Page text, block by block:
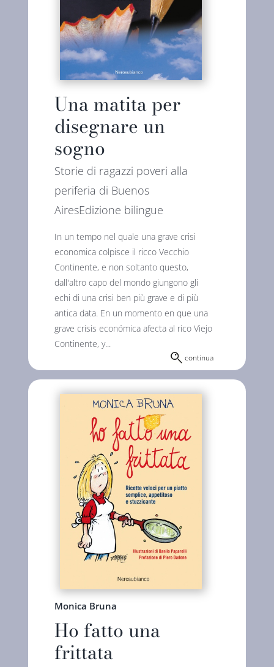
Una matita per
disegnare un
sogno
Storie di ragazzi poveri alla
periferia di Buenos
AiresEdizione bilingue
In un tempo nel quale una grave crisi
economica colpisce il ricco Vecchio
Continente, e non soltanto questo,
dall'altro capo del mondo giungono gli
echi di una crisi ben più grave e di più
antica data. En un momento en que una
grave crisis económica afecta al rico Viejo
Continente, y...
continua
Monica Bruna
Ho fatto una
frittata